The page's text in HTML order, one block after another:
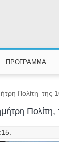
ΠΡΟΓΡΑΜΜΑ
Πολίτη, της